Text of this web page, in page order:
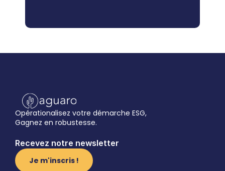
Opérationalisez votre démarche ESG,
Gagnez en robustesse.
Recevez notre newsletter
Je m'inscris !